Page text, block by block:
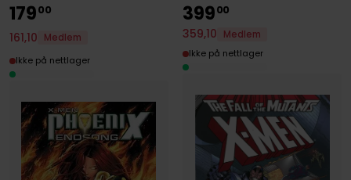
17900
161,10
Medlem
Ikke på nettlager
39900
359,10
Medlem
Ikke på nettlager